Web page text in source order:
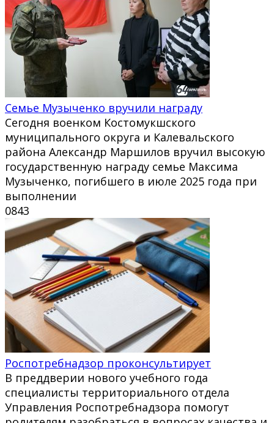
Семье Музыченко вручили награду
Сегодня военком Костомукшского
муниципального округа и Калевальского
района Александр Маршилов вручил высокую
государственную награду семье Максима
Музыченко, погибшего в июле 2025 года при
выполнении
0843
Роспотребнадзор проконсультирует
В преддверии нового учебного года
специалисты территориального отдела
Управления Роспотребнадзора помогут